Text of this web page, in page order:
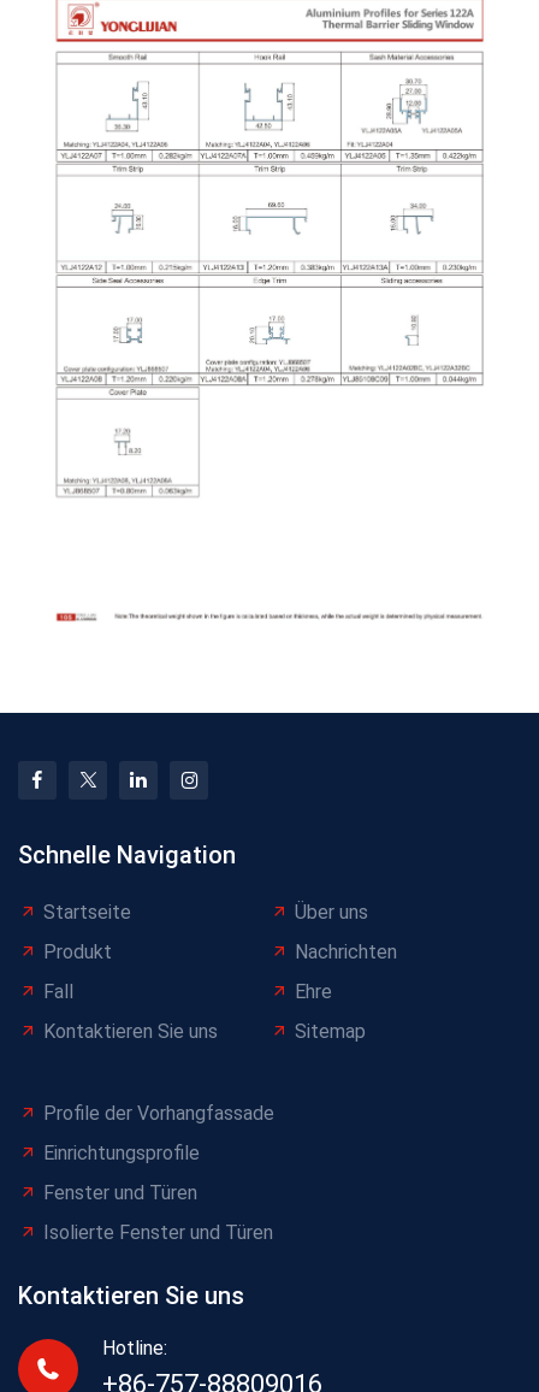
Schnelle Navigation
Startseite
Über uns
Produkt
Nachrichten
Fall
Ehre
Kontaktieren Sie uns
Sitemap
Profile der Vorhangfassade
Einrichtungsprofile
Fenster und Türen
Isolierte Fenster und Türen
Kontaktieren Sie uns
Hotline:
+86-757-88809016